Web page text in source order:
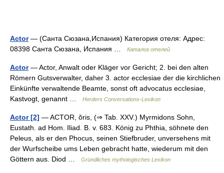
Actor— (Санта Сюзана,Испания) Категория отеля: Адрес:
08398 Санта Сюзана, Испания …
Каталог отелей
Actor— Actor, Anwalt oder Kläger vor Gericht; 2. bei den alten
Römern Gutsverwalter, daher 3. actor ecclesiae der die kirchlichen
Einkünfte verwaltende Beamte, sonst oft advocatus ecclesiae,
Kastvogt, genannt …
Herders Conversations-Lexikon
Actor [2] — ACTOR, ŏris, (⇒ Tab. XXV.) Myrmidons Sohn,
Eustath. ad Hom. Iliad. B. v. 683. König zu Phthia, söhnete den
Peleus, als er den Phocus, seinen Stiefbruder, unversehens mit
der Wurfscheibe ums Leben gebracht hatte, wiederum mit den
Göttern aus. Diod …
Gründliches mythologisches Lexikon